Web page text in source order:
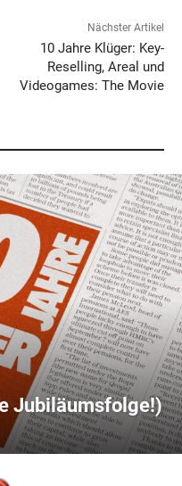
Nächster Artikel
10 Jahre Klüger: Key-
Reselling, Areal und
Videogames: The Movie
Jubiläumsfolge!)